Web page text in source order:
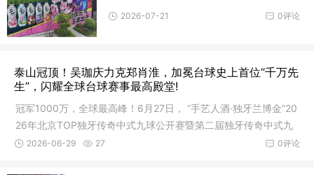
0评论
2026-07-21
泰山冠顶！吴珈庆力克郑肖淮，加冕台球史上首位“千万先
生”，闪耀全球台球赛事最高殿堂!
冠军1000万，全球最高峰！6月27日， “手艺人酒·独牙兰博金”20
26年北京TOP独牙传奇中式九球公开赛暨第二届独牙传奇中式九
球国
0评论
2026-06-29 27